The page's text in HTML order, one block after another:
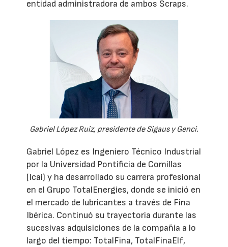
entidad administradora de ambos Scraps.
Gabriel López Ruiz, presidente de Sigaus y Genci.
Gabriel López es Ingeniero Técnico Industrial
por la Universidad Pontificia de Comillas
(Icai) y ha desarrollado su carrera profesional
en el Grupo TotalEnergies, donde se inició en
el mercado de lubricantes a través de Fina
Ibérica. Continuó su trayectoria durante las
sucesivas adquisiciones de la compañía a lo
largo del tiempo: TotalFina, TotalFinaElf,